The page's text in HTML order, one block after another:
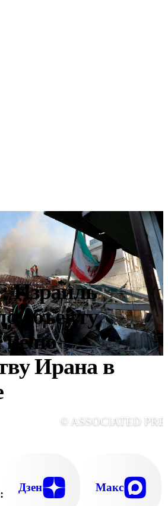
объекту
по
Ирана в
© ASSOCIATED
Дзен Макс